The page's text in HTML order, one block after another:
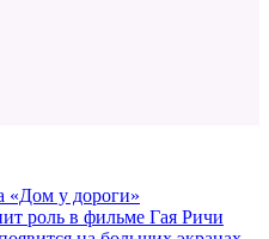
«Дом у дороги»
роль в фильме Гая Ричи